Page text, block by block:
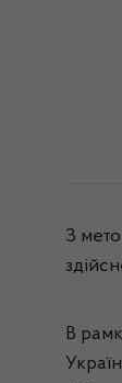
З
В